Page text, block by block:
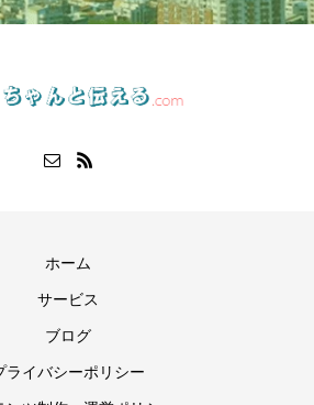
ホーム
サービス
ブログ
ライバシーポリシー